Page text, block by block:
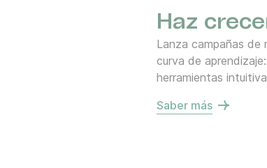
Haz
Lanza campañas de
curva de
herramientas
Saber más